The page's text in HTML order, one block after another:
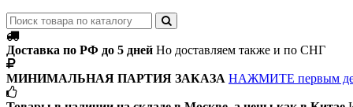
Доставка по РФ до 5 дней Но доставляем также и по СНГ
МИНИМАЛЬНАЯ ПАРТИЯ ЗАКАЗА НАЖМИТЕ первым